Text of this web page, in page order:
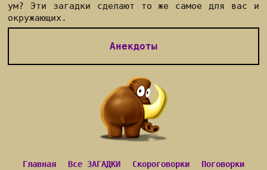
ум? Эти загадки сделают то же самое для вас и
окружающих.
Анекдоты
Главная Все ЗАГАДКИ Скороговорки
Поговорки